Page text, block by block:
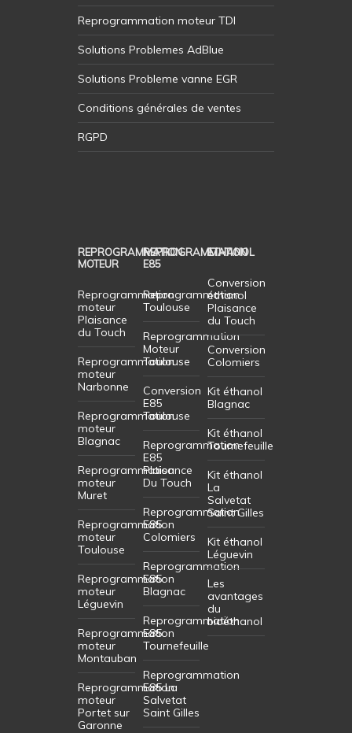
Reprogrammation moteur TDI
Solutions Problemes AdBlue
Solutions Probleme vanne EGR
Conditions générales de ventes
RGPD
REPROGRAMMATION
MOTEUR
Reprogrammation
moteur
Plaisance
du Touch
Reprogrammation
moteur
Narbonne
Reprogrammation
moteur
Blagnac
Reprogrammation
moteur
Muret
Reprogrammation
moteur
Toulouse
Reprogrammation
moteur
Léguevin
Reprogrammation
moteur
Montauban
Reprogrammation
moteur
Portet sur
Garonne
REPROGRAMMATION
E85
Reprogrammation
Toulouse
Reprogrammation
Moteur
Toulouse
Conversion
E85
Toulouse
Reprogrammation
E85
Plaisance
Du Touch
Reprogrammation
E85
Colomiers
Reprogrammation
E85
Blagnac
Reprogrammation
E85
Tournefeuille
Reprogrammation
E85 La
Salvetat
Saint Gilles
ETHANOL
Conversion
éthanol
Plaisance
du Touch
Conversion
Colomiers
Kit éthanol
Blagnac
Kit éthanol
Tournefeuille
Kit éthanol
La
Salvetat
Saint Gilles
Kit éthanol
Léguevin
Les
avantages
du
bioéthanol